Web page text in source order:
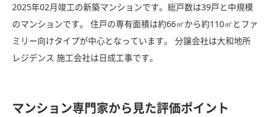
2025年02月竣工の新築マンションです。総戸数は39戸と中規模
のマンションです。 住戸の専有面積は約66㎡から約110㎡とファ
ミリー向けタイプが中心となっています。 分譲会社は大和地所
レジデンス 施工会社は日成工事です。
マンション専門家から見た評価ポイント